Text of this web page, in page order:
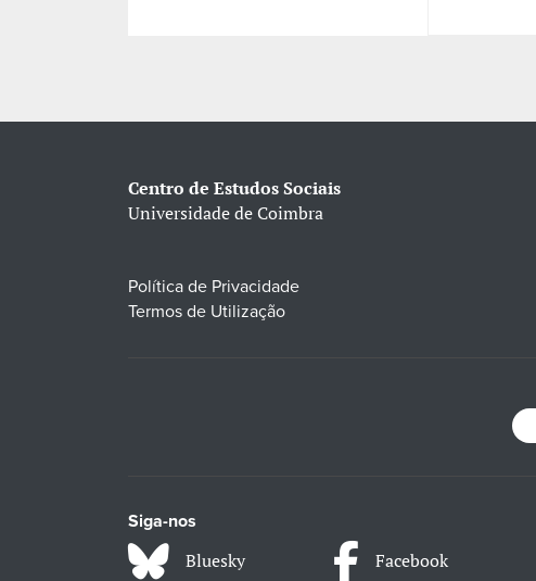
Centro de Estudos Sociais
Universidade de Coimbra
Política de Privacidade
Termos de Utilização
Siga-nos
Bluesky Facebook